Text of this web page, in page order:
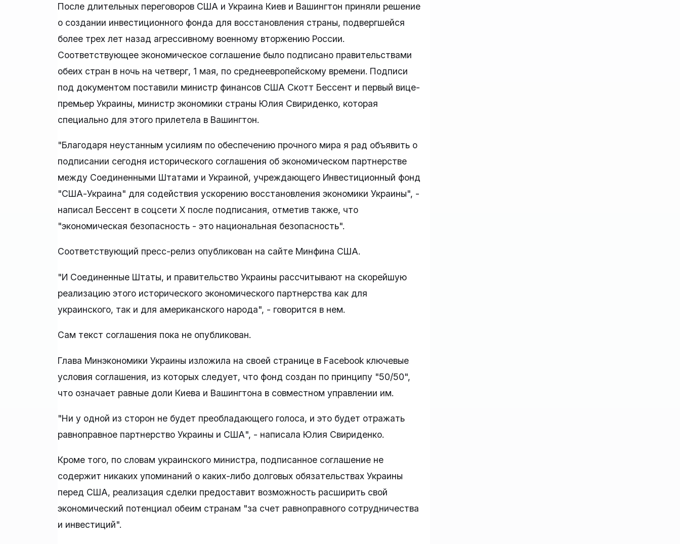
После длительных переговоров США и Украина Киев и Вашингтон приняли решение
о создании инвестиционного фонда для восстановления страны, подвергшейся
более трех лет назад агрессивному военному вторжению России.
Соответствующее экономическое соглашение было подписано правительствами
обеих стран в ночь на четверг, 1 мая, по среднеевропейскому времени. Подписи
под документом поставили министр финансов США Скотт Бессент и первый вице-
премьер Украины, министр экономики страны Юлия Свириденко, которая
специально для этого прилетела в Вашингтон.
"Благодаря неустанным усилиям по обеспечению прочного мира я рад объявить о
подписании сегодня исторического соглашения об экономическом партнерстве
между Соединенными Штатами и Украиной, учреждающего Инвестиционный фонд
"США-Украина" для содействия ускорению восстановления экономики Украины", -
написал Бессент в соцсети Х после подписания, отметив также, что
"экономическая безопасность - это национальная безопасность".
Соответствующий пресс-релиз опубликован на сайте Минфина США.
"И Соединенные Штаты, и правительство Украины рассчитывают на скорейшую
реализацию этого исторического экономического партнерства как для
украинского, так и для американского народа", - говорится в нем.
Сам текст соглашения пока не опубликован.
Глава Минэкономики Украины изложила на своей странице в Facebook ключевые
условия соглашения, из которых следует, что фонд создан по принципу "50/50",
что означает равные доли Киева и Вашингтона в совместном управлении им.
"Ни у одной из сторон не будет преобладающего голоса, и это будет отражать
равноправное партнерство Украины и США", - написала Юлия Свириденко.
Кроме того, по словам украинского министра, подписанное соглашение не
содержит никаких упоминаний о каких-либо долговых обязательствах Украины
перед США, реализация сделки предоставит возможность расширить свой
экономический потенциал обеим странам "за счет равноправного сотрудничества
и инвестиций".